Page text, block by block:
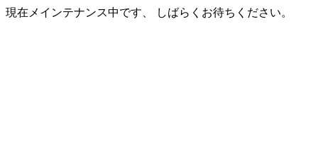
現在メインテナンス中です、 しばらくお待ちください。